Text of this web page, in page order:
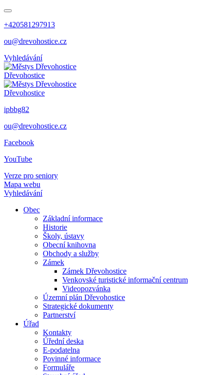
+420581297913
ou@drevohostice.cz
Vyhledávání
Dřevohostice
Dřevohostice
ipbbg82
ou@drevohostice.cz
Facebook
YouTube
Verze pro seniory
Mapa webu
Vyhledávání
Obec
Základní informace
Historie
Školy, ústavy
Obecní knihovna
Obchody a služby
Zámek
Zámek Dřevohostice
Venkovské turistické informační centrum
Videopozvánka
Územní plán Dřevohostice
Strategické dokumenty
Partnerství
Úřad
Kontakty
Úřední deska
E-podatelna
Povinné informace
Formuláře